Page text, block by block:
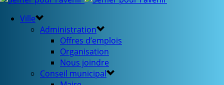
Ville
Administration
Offres d’emplois
Organisation
Nous joindre
Conseil municipal